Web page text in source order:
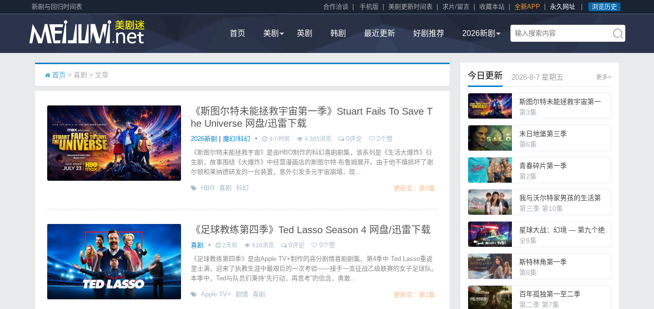
新剧与回归时间表 合作洽谈 手机版 美剧更新时间表 求片/留言| 收藏本站| 全新APP 永久网址| 浏览历史
首页 美剧 英剧 韩剧 最近更新 好剧推荐 2026新剧
首页 > 喜剧 > 文章
《斯图尔特未能拯救宇宙第一季》Stuart Fails To Save T
he Universe 网盘/迅雷下载
2026新剧 | 魔幻/科幻 • 4小时前 4,305浏览 0评论
2个赞
《斯图尔特未能拯救宇宙》是由HBO制作的科幻喜剧剧集，该系列是《生活大爆炸》衍
生剧，故事围绕《大爆炸》中经营漫画店的斯图尔特·布鲁姆展开。由于他不慎损坏了谢
尔顿和莱纳德研发的一台装置，意外引发多元宇宙崩塌，现...
HBO 喜剧 科幻 更新至：第3集
《足球教练第四季》Ted Lasso Season 4 网盘/迅雷下载
喜剧 • 2天前 618浏览 0评论
0个赞
《足球教练第四季》是由Apple TV+制作的高分剧情喜剧剧集，第4季中 Ted Lasso重返
里士满，迎来了执教生涯中最艰巨的一次考验——接手一支征战乙级联赛的女子足球队。
本季中，Ted与队员们秉持“先行动，再思考”的信念，勇敢...
Apple TV+ 剧情 喜剧 更新至：第1集
今日更新 2026-8-7 星期五 更多>
斯图尔特未能拯救宇宙第一
季
第3集
末日地堡第三季
第6集
青春碎片第一季
第2集
我与沃尔特家男孩的生活第
一至三季
第三季 第10集
星球大战：幻境 — 第九个绝
地武士
全8集
斯特林角第一季
第8集
百年孤独第一至二季
第二季 第7集